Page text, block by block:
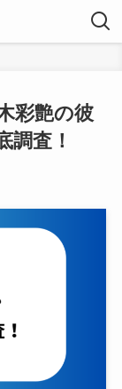
彩艶の彼
調査！